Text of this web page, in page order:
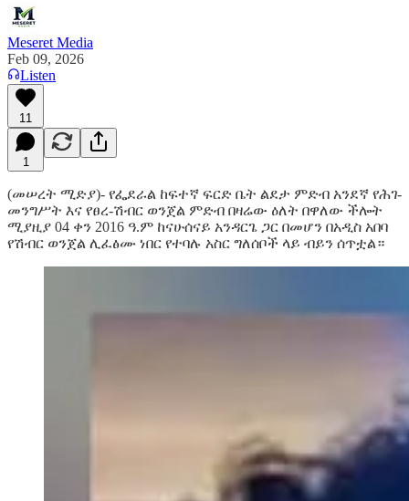
Meseret Media
Feb 09, 2026
Listen
11
1
(መሠረት ሚድያ)- የፌደራል ከፍተኛ ፍርድ ቤት ልደታ ምድብ አንደኛ የሕገ-
መንግሥት እና የፀረ-ሽብር ወንጀል ምድብ በዛሬው ዕለት በዋለው ችሎት
ሚያዚያ 04 ቀን 2016 ዓ.ም ከናሁሰናይ አንዳርጌ ጋር በመሆን በአዲስ አበባ
የሽብር ወንጀል ሊፈፅሙ ነበር የተባሉ አስር ግለሰቦች ላይ ብይን ሰጥቷል።